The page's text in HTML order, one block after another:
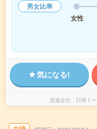
男女比率
女性
気になる!
派遣会社 日研ト